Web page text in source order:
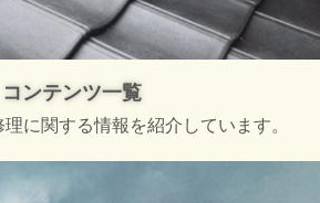
コンテンツ一覧
に関する情報を紹介しています。